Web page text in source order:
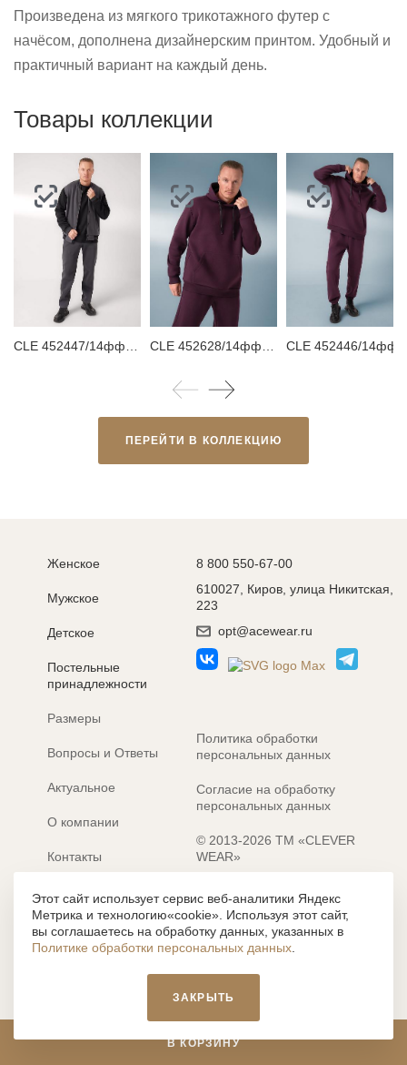
В КОРЗИНУ
Произведена из мягкого трикотажного футер с
начёсом, дополнена дизайнерским принтом. Удобный и
практичный вариант на каждый день.
Товары коллекции
ПЕРЕЙТИ В КОЛЛЕКЦИЮ
Женское
Мужское
Детское
Постельные
принадлежности
Размеры
Вопросы и Ответы
Актуальное
О компании
Контакты
Электронные каталоги
8 800 550-67-00
610027, Киров, улица Никитская,
223
opt@acewear.ru
Политика обработки
персональных данных
Согласие на обработку
персональных данных
© 2013-2026 ТМ «CLEVER
WEAR»
Разработка сайта: MACHAON
Все содержание, представленное или отраженное на сайте
https://clever-style.ru, включая, но не ограничиваясь, текстом,
графикой, фотографиями, иллюстрациями и т.д., являются
объектами авторского права, использование которых, без
письменного разрешения администрации и без активной
влечет наложение ответственности с действующим
законодательством РФ.
Этот сайт использует сервис веб-аналитики Яндекс
Метрика и технологию«cookie». Используя этот сайт,
вы соглашаетесь на обработку данных, указанных в
Политике обработки персональных данных
ЗАКРЫТЬ